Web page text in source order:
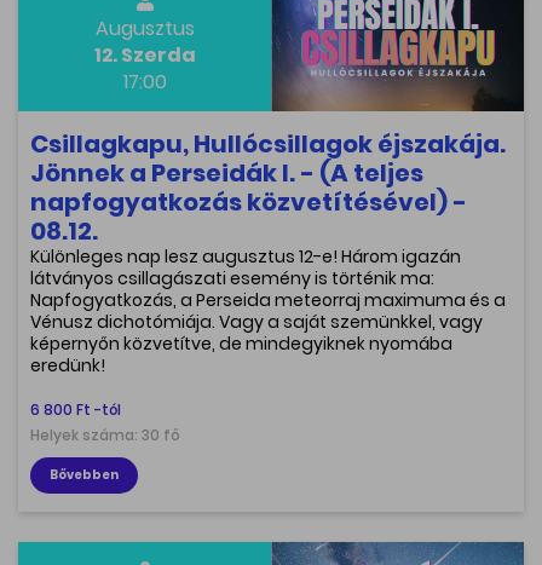
Augusztus
12. Szerda
17:00
Csillagkapu, Hullócsillagok éjszakája.
Jönnek a Perseidák I. - (A teljes
napfogyatkozás közvetítésével) -
08.12.
Különleges nap lesz augusztus 12-e! Három igazán
látványos csillagászati esemény is történik ma:
Napfogyatkozás, a Perseida meteorraj maximuma és a
Vénusz dichotómiája. Vagy a saját szemünkkel, vagy
képernyőn közvetítve, de mindegyiknek nyomába
eredünk!
6 800 Ft -tól
Helyek száma: 30 fő
Bővebben